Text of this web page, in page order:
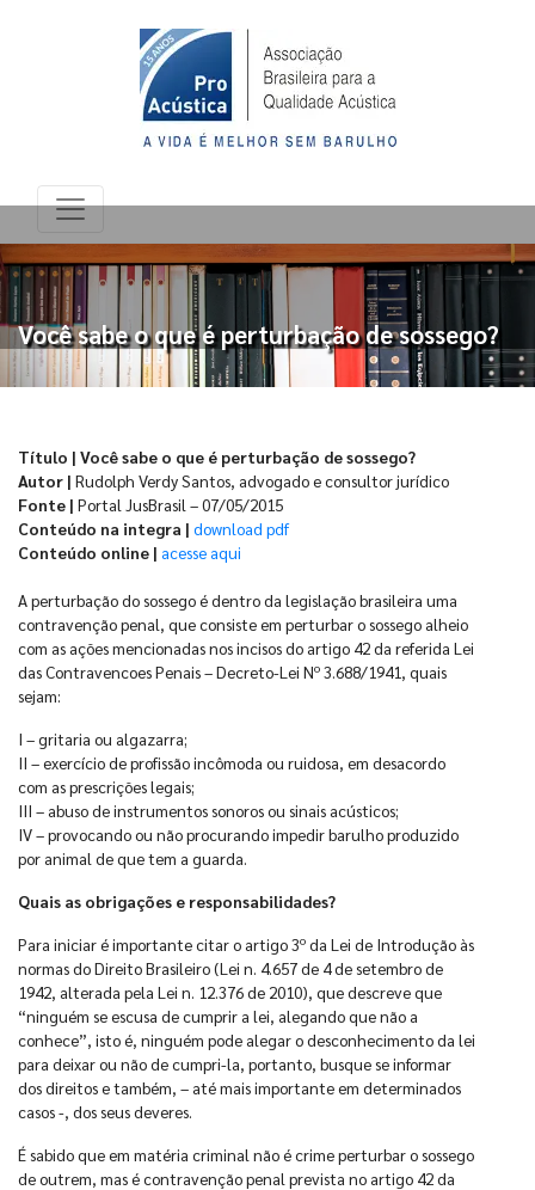
Você sabe o que é perturbação de sossego?
Título | Você sabe o que é perturbação de sossego?
Autor | Rudolph Verdy Santos, advogado e consultor jurídico
Fonte | Portal JusBrasil – 07/05/2015
Conteúdo na integra | download pdf
Conteúdo online | acesse aqui
A perturbação do sossego é dentro da legislação brasileira uma
contravenção penal, que consiste em perturbar o sossego alheio
com as ações mencionadas nos incisos do artigo 42 da referida Lei
das Contravencoes Penais – Decreto-Lei Nº 3.688/1941, quais
sejam:
I – gritaria ou algazarra;
II – exercício de profissão incômoda ou ruidosa, em desacordo
com as prescrições legais;
III – abuso de instrumentos sonoros ou sinais acústicos;
IV – provocando ou não procurando impedir barulho produzido
por animal de que tem a guarda.
Quais as obrigações e responsabilidades?
Para iniciar é importante citar o artigo 3º da Lei de Introdução às
normas do Direito Brasileiro (Lei n. 4.657 de 4 de setembro de
1942, alterada pela Lei n. 12.376 de 2010), que descreve que
“ninguém se escusa de cumprir a lei, alegando que não a
conhece”, isto é, ninguém pode alegar o desconhecimento da lei
para deixar ou não de cumpri-la, portanto, busque se informar
dos direitos e também, – até mais importante em determinados
casos -, dos seus deveres.
É sabido que em matéria criminal não é crime perturbar o sossego
de outrem, mas é contravenção penal prevista no artigo 42 da